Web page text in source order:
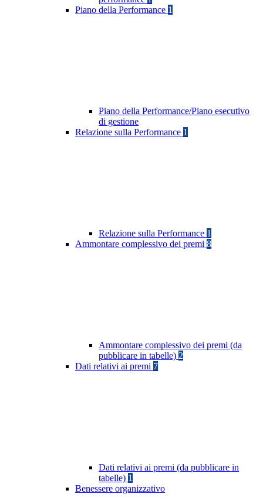
Piano della Performance 1
Piano della Performance/Piano esecutivo
di gestione
Relazione sulla Performance 1
Relazione sulla Performance 1
Ammontare complessivo dei premi 8
Ammontare complessivo dei premi (da
pubblicare in tabelle) 2
Dati relativi ai premi 7
Dati relativi ai premi (da pubblicare in
tabelle) 1
Benessere organizzativo